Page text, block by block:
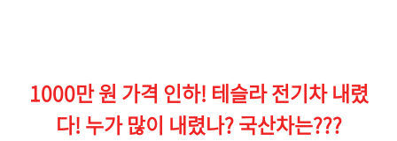
1000만 원 가격 인하! 테슬라 전기차 내렸
다! 누가 많이 내렸나? 국산차는???